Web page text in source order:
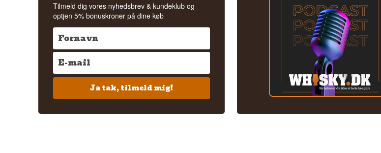
Tilmeld dig vores nyhedsbrev & kundeklub og
optjen 5% bonuskroner på dine køb
Ja tak, tilmeld mig!